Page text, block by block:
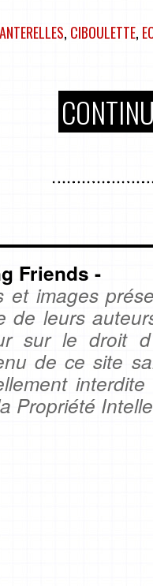
, CIBOULETTE,
Friends -
et images
de leurs
sur le droit
de ce site
Propriété